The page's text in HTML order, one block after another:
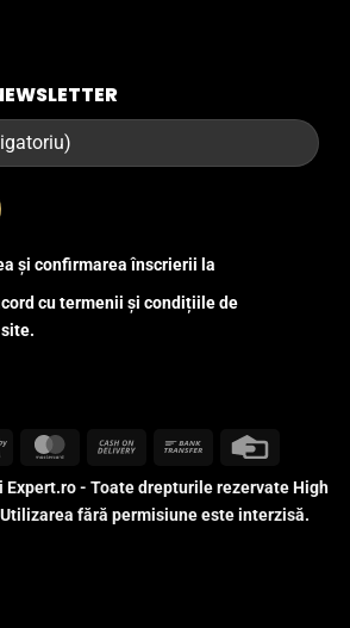
și confirmarea înscrierii la
cu termenii și condițiile de
Visa
MasterCardCash
Delivery
Bank
Expert.ro - Toate drepturile rezervate High
Utilizarea fără permisiune este interzisă.